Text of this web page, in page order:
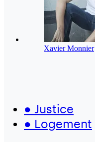
Xavier Monnier
● Justice
● Logement